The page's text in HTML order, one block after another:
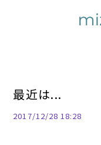
最近は...
2017/12/28 18:28